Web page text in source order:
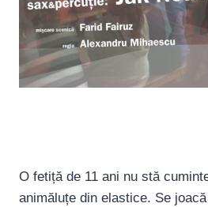
O fetiță de 11 ani nu stă
animăluțe din elastice. Se